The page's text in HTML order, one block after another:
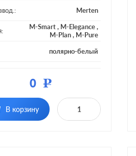
Merten
M-Smart, M-Elegance,
M-Plan, M-Pure
полярно-белый
поворотный, поворотно-
нажимной, с
0Р
В корзину